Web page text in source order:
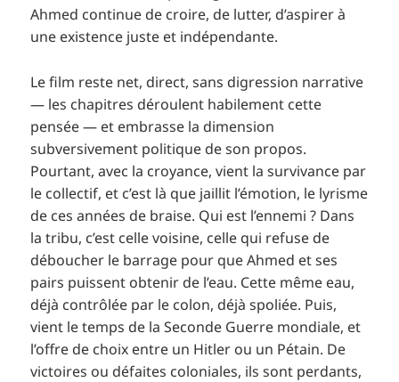
Ahmed continue de croire, de lutter, d’aspirer à
une existence juste et indépendante.
Le film reste net, direct, sans digression narrative
— les chapitres déroulent habilement cette
pensée — et embrasse la dimension
subversivement politique de son propos.
Pourtant, avec la croyance, vient la survivance par
le collectif, et c’est là que jaillit l’émotion, le lyrisme
de ces années de braise. Qui est l’ennemi ? Dans
la tribu, c’est celle voisine, celle qui refuse de
déboucher le barrage pour que Ahmed et ses
pairs puissent obtenir de l’eau. Cette même eau,
déjà contrôlée par le colon, déjà spoliée. Puis,
vient le temps de la Seconde Guerre mondiale, et
l’offre de choix entre un Hitler ou un Pétain. De
victoires ou défaites coloniales, ils sont perdants,